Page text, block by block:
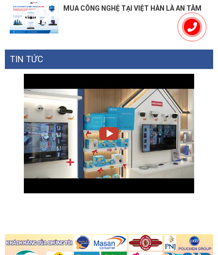
MUA CÔNG NGHỆ TẠI VIỆT HÀN LÀ AN TÂM
TIN TỨC